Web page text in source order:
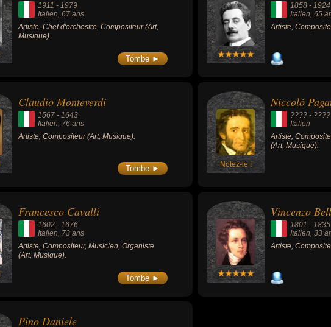
1911 - 1979
Italien, 67 ans
Artiste, Chef d'orchestre, Compositeur (Art,
Musique).
Tombe ►
1858 -1924
Italien, 65
Artiste,
Claudio Monteverdi
1567 - 1643
Italien, 76 ans
Artiste, Compositeur (Art, Musique).
Tombe ► Notez-le !
Niccolò
???? - ????
Italien
Artiste,
(Art, Musique).
Francesco Cavalli
1602 - 1676
Italien, 73 ans
Artiste, Compositeur, Musicien, Organiste
(Art, Musique).
Tombe ►
Vincenzo
1801 -1835
Italien, 33
Artiste,
Pino Daniele